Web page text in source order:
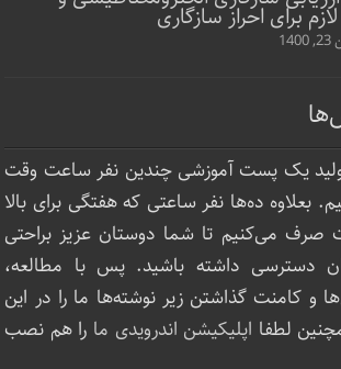
برای احراز سازگاری
یک پست آموزشی چندین نفر ساعت‌ وقت
بعلاوه ده‌ها نفر ساعتی که هفتگی برای بالا
‌می‌کنیم تا شما دوستان عزیز براحتی
دسترسی داشته باشید. پس با مطالعه،
و کامنت گذاشتن زیر نوشته‌‌ها ما را در این
لطفا اپلیکیشن اندرویدی ما را هم نصب